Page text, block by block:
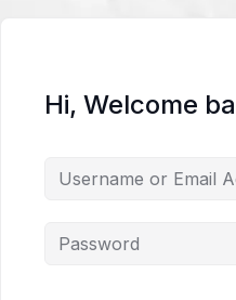
Hi, Welcome